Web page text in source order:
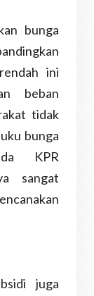
bunga
ini
beban
tidak
bunga
KPR
sangat
juga